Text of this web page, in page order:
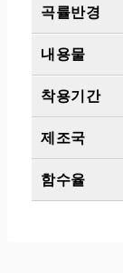
곡률반경
내용물
착용기간
제조국
함수율